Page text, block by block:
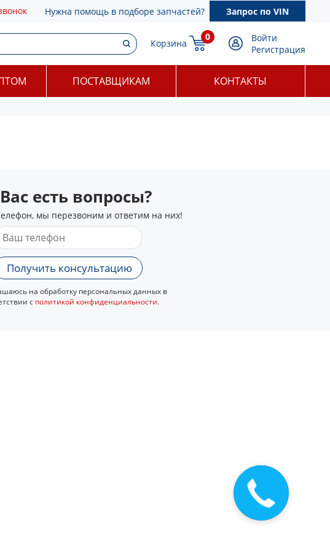
Нужна помощь в подборе запчастей? Запрос по VIN
Корзина
0
Войти
Регистрация
ПОСТАВЩИКАМ КОНТАКТЫ
есть вопросы?
мы перезвоним и ответим на них!
Получить консультацию
на обработку персональных данных в
с политикой конфиденциальности.
Закажите
звонок